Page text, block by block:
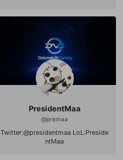
シャドバ道場師範 大会運営実況解説
PresidentMaa
@premaa
Twitter:@presidentmaa LoL:Preside
ntMaa